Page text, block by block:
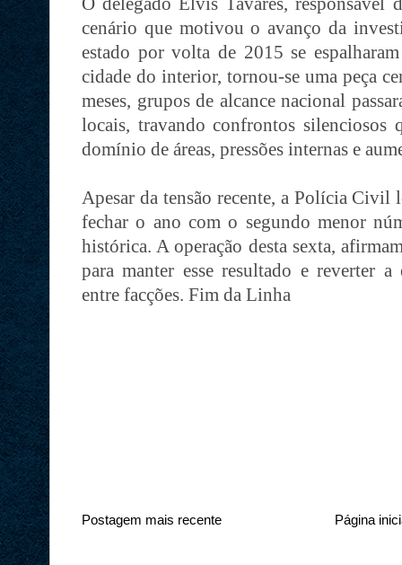
cenário que motivou o avanço da
estado por volta de 2015 se
cidade do interior, tornou-se uma peça
meses, grupos de alcance nacional
locais, travando confrontos silenciosos
domínio de áreas, pressões internas e
Apesar da tensão recente, a Polícia Civil
fechar o ano com o segundo menor
histórica. A operação desta sexta,
para manter esse resultado e reverter
entre facções. Fim da Linha
Postagem mais recente Página